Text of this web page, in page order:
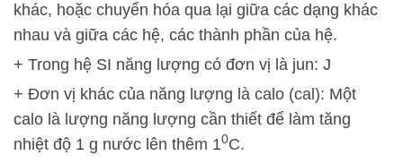
khác, hoặc chuyển hóa qua lại giữa các dạng khác
nhau và giữa các hệ, các thành phần của hệ.
+ Trong hệ SI năng lượng có đơn vị là jun: J
+ Đơn vị khác của năng lượng là calo (cal): Một
calo là lượng năng lượng cần thiết để làm tăng
nhiệt độ 1 g nước lên thêm 10C.